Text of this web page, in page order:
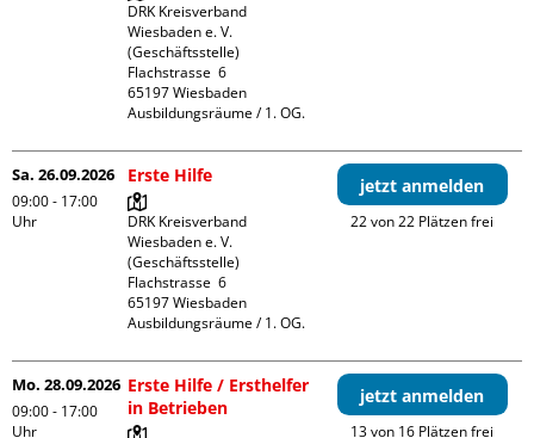
DRK Kreisverband
Wiesbaden e. V.
(Geschäftsstelle)
Flachstrasse  6
65197 Wiesbaden
Ausbildungsräume / 1. OG.
Sa. 26.09.2026
09:00 - 17:00
Uhr
Erste Hilfe
DRK Kreisverband
Wiesbaden e. V.
(Geschäftsstelle)
Flachstrasse  6
65197 Wiesbaden
Ausbildungsräume / 1. OG.
jetzt anmelden
22 von 22 Plätzen frei
Mo. 28.09.2026
09:00 - 17:00
Uhr
Erste Hilfe / Ersthelfer
in Betrieben
jetzt anmelden
13 von 16 Plätzen frei